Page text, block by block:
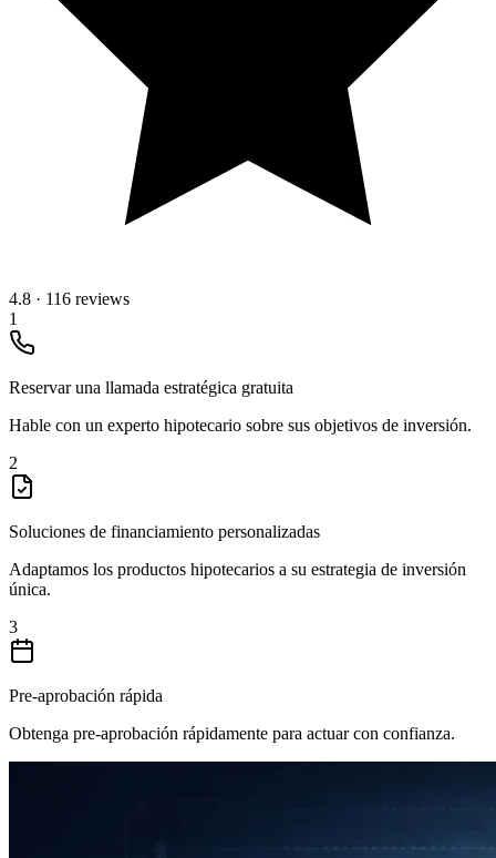
4.8 · 116 reviews
1
Reservar una llamada estratégica gratuita
Hable con un experto hipotecario sobre sus objetivos de inversión.
2
Soluciones de financiamiento personalizadas
Adaptamos los productos hipotecarios a su estrategia de inversión
única.
3
Pre-aprobación rápida
Obtenga pre-aprobación rápidamente para actuar con confianza.